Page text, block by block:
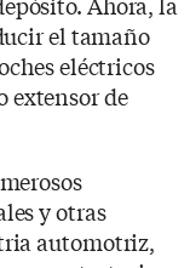
el tamaño
eléctricos
extensor de
y otras
automotriz,